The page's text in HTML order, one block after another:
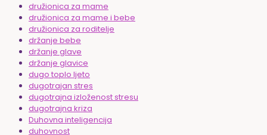
družionica za mame
družionica za mame i bebe
družionica za roditelje
držanje bebe
držanje glave
držanje glavice
dugo toplo ljeto
dugotrajan stres
dugotrajna izloženost stresu
dugotrajna kriza
Duhovna inteligencija
duhovnost